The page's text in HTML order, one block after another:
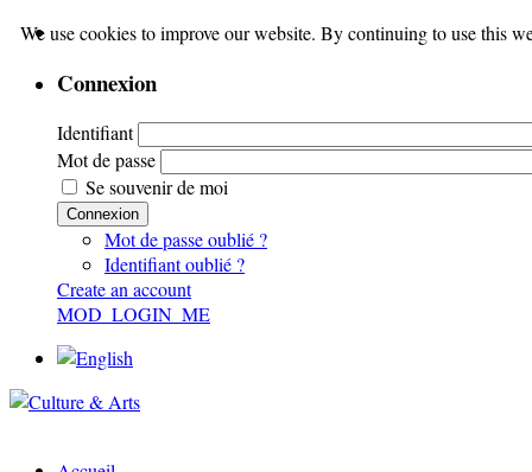
Connexion
Identifiant
Mot de passe
Se souvenir de moi
Connexion
Mot de passe oublié ?
Identifiant oublié ?
Create an account
MOD_LOGIN_ME
We use cookies to improve our website. By continuing to use this